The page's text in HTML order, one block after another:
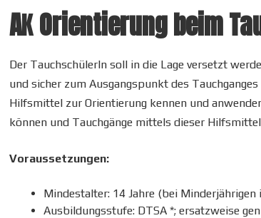
AKOrientierung beim
Der TauchschülerIn soll in die Lage versetzt
und sicher zum Ausgangspunkt des
Hilfsmittel zur Orientierung kennen und
können und Tauchgänge mittels dieser
Voraussetzungen:
Mindestalter: 14 Jahre (bei
Ausbildungsstufe: DTSA *; ersatzweise